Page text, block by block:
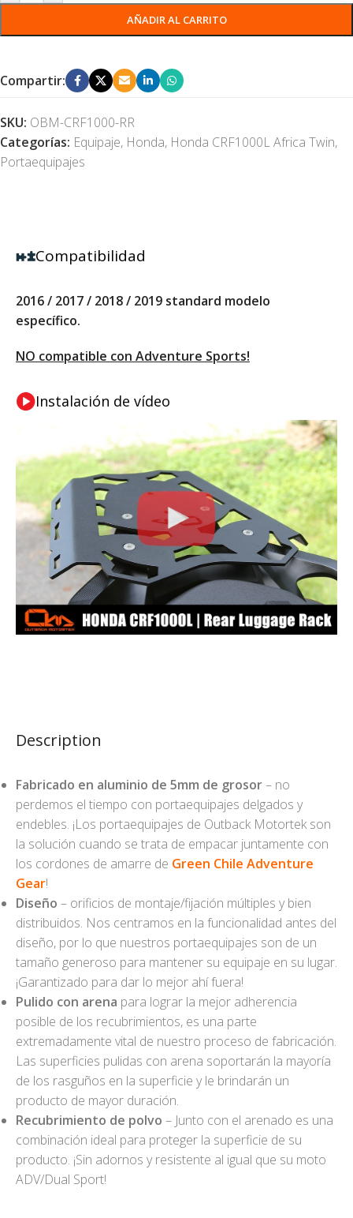
AÑADIR AL CARRITO
Compartir:
SKU: OBM-CRF1000-RR
Categorías: Equipaje, Honda, Honda CRF1000L Africa Twin,
Portaequipajes
Description
Fabricado en aluminio de 5mm de grosor– no
perdemos el tiempo con portaequipajes delgados y
endebles. ¡Los portaequipajes de Outback Motortek son
la solución cuando se trata de empacar juntamente con
los cordones de amarre de Green Chile Adventure
Gear!
Diseño – orificios de montaje/fijación múltiples y bien
distribuidos. Nos centramos en la funcionalidad antes del
diseño, por lo que nuestros portaequipajes son de un
tamaño generoso para mantener su equipaje en su lugar.
¡Garantizado para dar lo mejor ahí fuera!
Pulido con arena para lograr la mejor adherencia
posible de los recubrimientos, es una parte
extremadamente vital de nuestro proceso de fabricación.
Las superficies pulidas con arena soportarán la mayoría
de los rasguños en la superficie y le brindarán un
producto de mayor duración.
Recubrimiento de polvo – Junto con el arenado es una
combinación ideal para proteger la superficie de su
producto. ¡Sin adornos y resistente al igual que su moto
ADV/Dual Sport!
Compatibilidad
2016 / 2017 / 2018 / 2019 standard modelo
específico.
NO compatible con Adventure Sports!
Instalación de vídeo